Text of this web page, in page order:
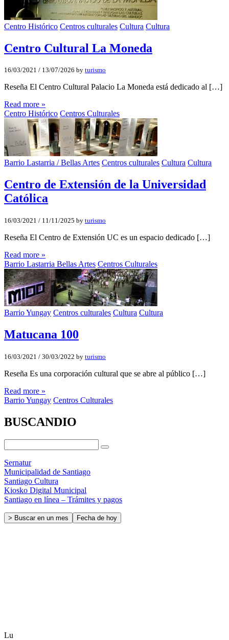
Centro Histórico Centros culturales Cultura Cultura
Centro Cultural La Moneda
16/03/2021 / 13/07/2026 by turismo
Reseña El Centro Cultural Palacio La Moneda está dedicado al […]
Read more »
Centro Histórico Centros Culturales
Barrio Lastarria / Bellas Artes Centros culturales Cultura Cultura
Centro de Extensión de la Universidad
Católica
16/03/2021 / 11/11/2025 by turismo
Reseña El Centro de Extensión UC es un espacio dedicado […]
Read more »
Barrio Lastarria Bellas Artes Centros Culturales
Barrio Yungay Centros culturales Cultura Cultura
Matucana 100
16/03/2021 / 30/03/2022 by turismo
Reseña Es una corporación cultural que se abre al público […]
Read more »
Barrio Yungay Centros Culturales
BUSCANDIO
Sernatur
Municipalidad de Santiago
Santiago Cultura
Kiosko Digital Municipal
Santiago en línea – Trámites y pagos
> Buscar en un mes Fecha de hoy
Lu